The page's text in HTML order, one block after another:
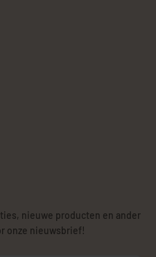
nieuwe producten en ander
onze nieuwsbrief!